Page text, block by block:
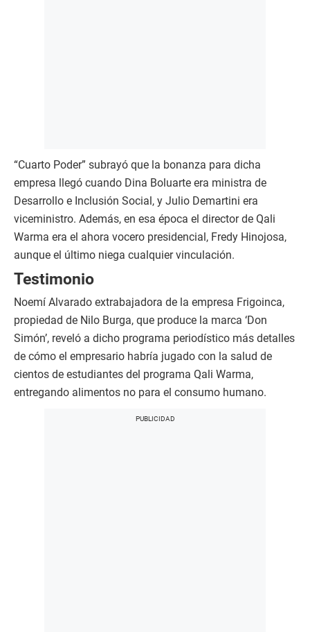
“Cuarto Poder” subrayó que la bonanza para dicha
empresa llegó cuando Dina Boluarte era ministra de
Desarrollo e Inclusión Social, y Julio Demartini era
viceministro. Además, en esa época el director de Qali
Warma era el ahora vocero presidencial, Fredy Hinojosa,
aunque el último niega cualquier vinculación.
Testimonio
Noemí Alvarado extrabajadora de la empresa Frigoinca,
propiedad de Nilo Burga, que produce la marca ‘Don
Simón’, reveló a dicho programa periodístico más detalles
de cómo el empresario habría jugado con la salud de
cientos de estudiantes del programa Qali Warma,
entregando alimentos no para el consumo humano.